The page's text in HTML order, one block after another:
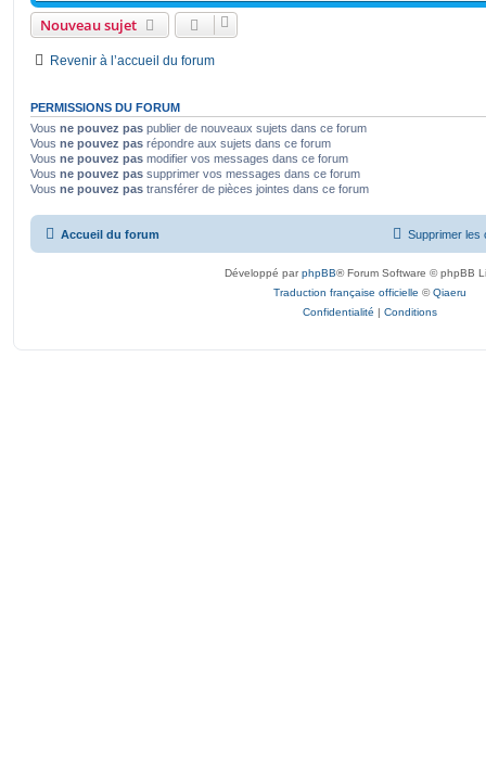
Nouveau sujet
Revenir à l’accueil du forum
PERMISSIONS DU FORUM
Vous ne pouvez pas publier de nouveaux sujets dans ce forum
Vous ne pouvez pas répondre aux sujets dans ce forum
Vous ne pouvez pas modifier vos messages dans ce forum
Vous ne pouvez pas supprimer vos messages dans ce forum
Vous ne pouvez pas transférer de pièces jointes dans ce forum
Accueil du forum Supprimer les
Développé parphpBB® Forum Software © phpBB
Traduction française officielle ©Qiaeru
Confidentialité | Conditions